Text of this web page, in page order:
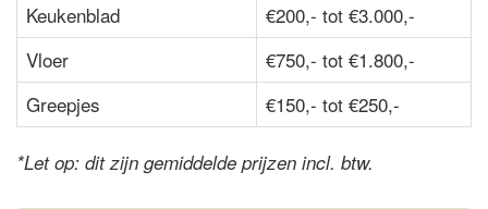
Keukenblad
€200,- tot €3.000,-
Vloer
€750,- tot €1.800,-
Greepjes
€150,- tot €250,-
*Let op: dit zijn gemiddelde prijzen incl. btw.